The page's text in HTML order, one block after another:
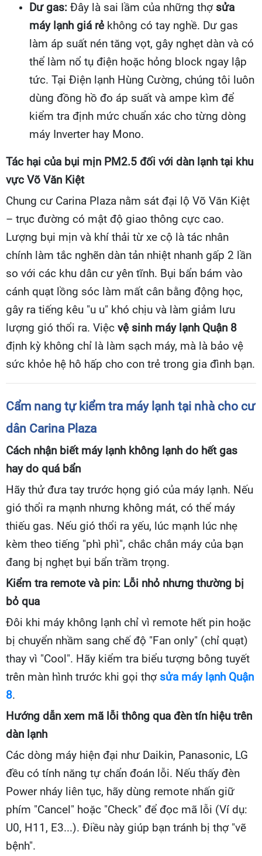
Dư gas: Đây là sai lầm của những thợ sửa
máy lạnh giá rẻkhông có tay nghề. Dư gas
làm áp suất nén tăng vọt, gây nghẹt dàn và có
thể làm nổ tụ điện hoặc hỏng block ngay lập
tức. Tại Điện lạnh Hùng Cường, chúng tôi luôn
dùng đồng hồ đo áp suất và ampe kìm để
kiểm tra định mức chuẩn xác cho từng dòng
máy Inverter hay Mono.
Tác hại của bụi mịn PM2.5 đối với dàn lạnh tại khu
vực Võ Văn Kiệt
Chung cư Carina Plaza nằm sát đại lộ Võ Văn Kiệt
– trục đường có mật độ giao thông cực cao.
Lượng bụi mịn và khí thải từ xe cộ là tác nhân
chính làm tắc nghẽn dàn tản nhiệt nhanh gấp 2 lần
so với các khu dân cư yên tĩnh. Bụi bẩn bám vào
cánh quạt lồng sóc làm mất cân bằng động học,
gây ra tiếng kêu "u u" khó chịu và làm giảm lưu
lượng gió thổi ra. Việc vệ sinh máy lạnh Quận 8
định kỳ không chỉ là làm sạch máy, mà là bảo vệ
sức khỏe hệ hô hấp cho con trẻ trong gia đình bạn.
Cẩm nang tự kiểm tra máy lạnh tại nhà cho cư
dân Carina Plaza
Cách nhận biết máy lạnh không lạnh do hết gas
hay do quá bẩn
Hãy thử đưa tay trước họng gió của máy lạnh. Nếu
gió thổi ra mạnh nhưng không mát, có thể máy
thiếu gas. Nếu gió thổi ra yếu, lúc mạnh lúc nhẹ
kèm theo tiếng "phì phì", chắc chắn máy của bạn
đang bị nghẹt bụi bẩn trầm trọng.
Kiểm tra remote và pin: Lỗi nhỏ nhưng thường bị
bỏ qua
Đôi khi máy không lạnh chỉ vì remote hết pin hoặc
bị chuyển nhầm sang chế độ "Fan only" (chỉ quạt)
thay vì "Cool". Hãy kiểm tra biểu tượng bông tuyết
trên màn hình trước khi gọi thợ sửa máy lạnh Quận
8.
Hướng dẫn xem mã lỗi thông qua đèn tín hiệu trên
dàn lạnh
Các dòng máy hiện đại như Daikin, Panasonic, LG
đều có tính năng tự chẩn đoán lỗi. Nếu thấy đèn
Power nháy liên tục, hãy dùng remote nhấn giữ
phím "Cancel" hoặc "Check" để đọc mã lỗi (Ví dụ:
U0, H11, E3...). Điều này giúp bạn tránh bị thợ "vẽ
bệnh".